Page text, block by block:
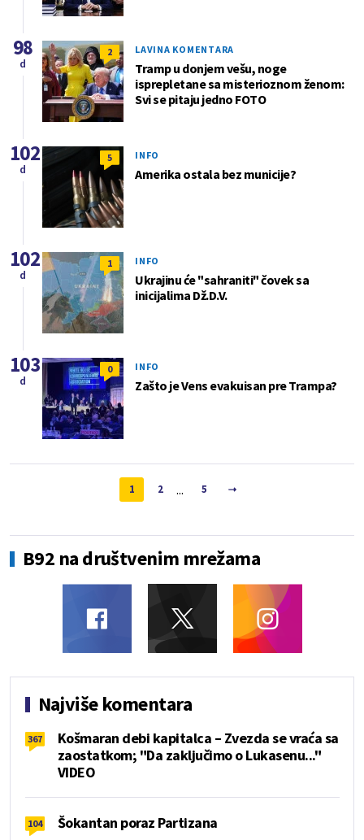
2 LAVINA KOMENTARA
Tramp u donjem vešu, noge
isprepletane sa misterioznom ženom:
Svi se pitaju jedno FOTO
98
d
5 INFO
Amerika ostala bez municije?
102
d
1 INFO
Ukrajinu će "sahraniti" čovek sa
inicijalima Dž.D.V.
102
d
0 INFO
Zašto je Vens evakuisan pre Trampa?
103
d
1 2 ... 5
B92 na društvenim mrežama
Najviše komentara
367
Košmaran debi kapitalca – Zvezda se vraća sa
zaostatkom; "Da zaključimo o Lukasenu..."
VIDEO
104 Šokantan poraz Partizana